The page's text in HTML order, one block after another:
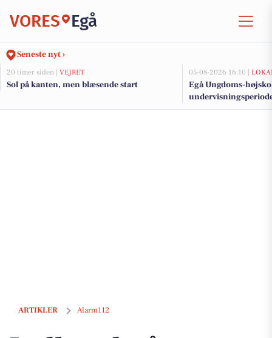
VORES Egå
Seneste nyt ›
20 timer siden | VEJRET
Sol på kanten, men blæsende start
05-08-2026 16:10 |
Egå Ungdoms-
ARTIKLER Alarm112
Indbrud på Eghøjvej i Egå